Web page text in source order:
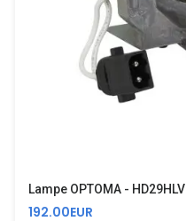
Lampe OPTOMA - HD29HLV
192.00EUR